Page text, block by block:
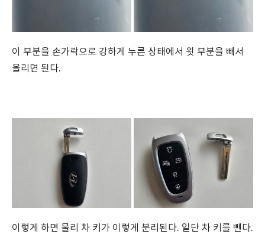
이 부분을 손가락으로 강하게 누른 상태에서 윗 부분을 빼서
올리면 된다.
이렇게 하면 물리 차 키가 이렇게 분리된다. 일단 차 키를 뺀다.